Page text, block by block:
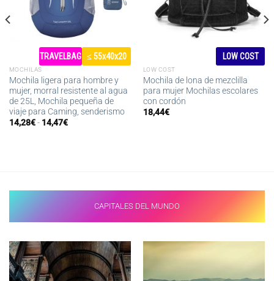
TRAVELBAG ≤ 55x40x20
MOCHILAS
Mochila ligera para hombre y
mujer, morral resistente al agua
de 25L, Mochila pequeña de
viaje para Caming, senderismo
14,28€ - 14,47€Rango
LOW COST
LOW COST
Mochila de lona de mezclilla
para mujer Mochilas escolares
con cordón
18,44€
CAPITALES DEL MUNDO